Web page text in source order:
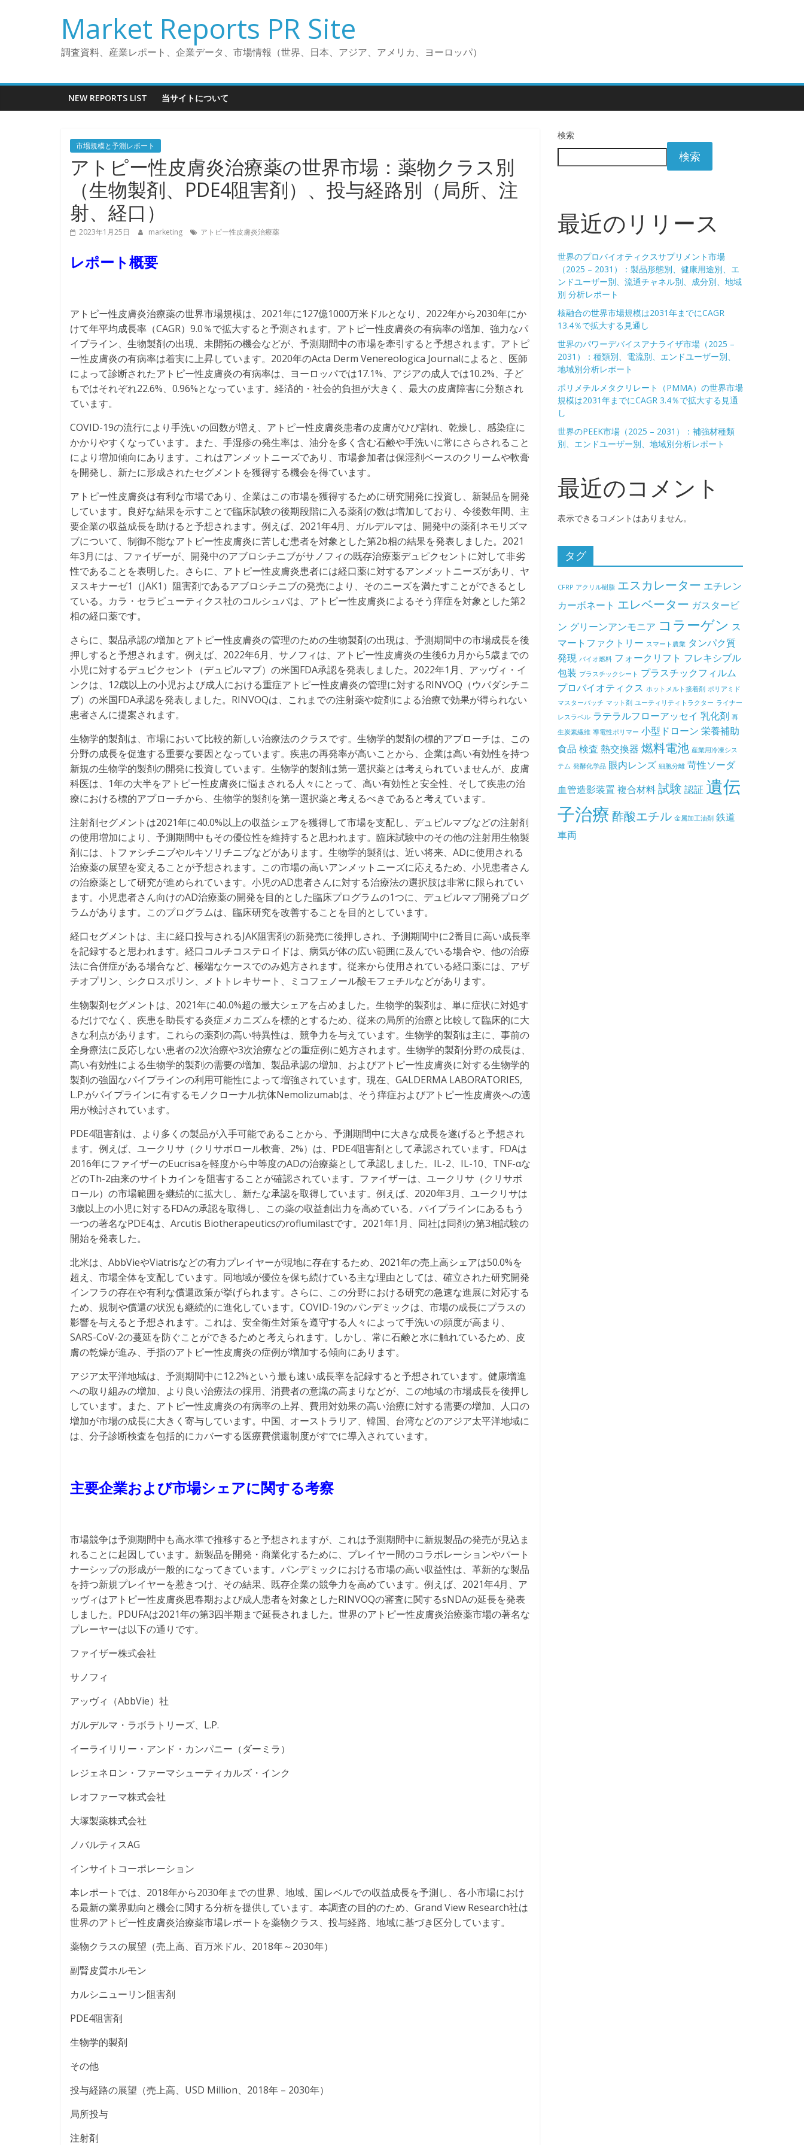
へ
キ
Market Reports PR Site
調査資料、産業レポート、企業データ、市場情報（世界、日本、アジア、アメリカ、ヨーロッパ）
NEW REPORTS LIST 当サイトについて
市場規模と予測レポート
アトピー性皮膚炎治療薬の世界市場：薬物クラス別
（生物製剤、PDE4阻害剤）、投与経路別（局所、注
射、経口）
2023年1月25日 marketing アトピー性皮膚炎治療薬
レポート概要
アトピー性皮膚炎治療薬の世界市場規模は、2021年に127億1000万米ドルとなり、2022年から2030年にか
けて年平均成長率（CAGR）9.0％で拡大すると予測されます。アトピー性皮膚炎の有病率の増加、強力なパ
イプライン、生物製剤の出現、未開拓の機会などが、予測期間中の市場を牽引すると予想されます。アトピ
ー性皮膚炎の有病率は着実に上昇しています。2020年のActa Derm Venereologica Journalによると、医師
によって診断されたアトピー性皮膚炎の有病率は、ヨーロッパでは17.1%、アジアの成人では10.2%、子ど
もではそれぞれ22.6%、0.96%となっています。経済的・社会的負担が大きく、最大の皮膚障害に分類され
ています。
COVID-19の流行により手洗いの回数が増え、アトピー性皮膚炎患者の皮膚がひび割れ、乾燥し、感染症に
かかりやすくなっています。また、手湿疹の発生率は、油分を多く含む石鹸や手洗いに常にさらされること
により増加傾向にあります。これはアンメットニーズであり、市場参加者は保湿剤ベースのクリームや軟膏
を開発し、新たに形成されたセグメントを獲得する機会を得ています。
アトピー性皮膚炎は有利な市場であり、企業はこの市場を獲得するために研究開発に投資し、新製品を開発
しています。良好な結果を示すことで臨床試験の後期段階に入る薬剤の数は増加しており、今後数年間、主
要企業の収益成長を助けると予想されます。例えば、2021年4月、ガルデルマは、開発中の薬剤ネモリズマ
ブについて、制御不能なアトピー性皮膚炎に苦しむ患者を対象とした第2b相の結果を発表しました。2021
年3月には、ファイザーが、開発中のアブロシチニブがサノフィの既存治療薬デュピクセントに対して非劣
性であることを表明した。さらに、アトピー性皮膚炎患者には経口薬に対するアンメットニーズがあり、ヤ
ヌスキナーゼ1（JAK1）阻害剤であるアブロシチニブの発売により、そのニーズを満たすことができるとし
ている。カラ・セラピューティクス社のコルシュバは、アトピー性皮膚炎によるそう痒症を対象とした第2
相の経口薬です。
さらに、製品承認の増加とアトピー性皮膚炎の管理のための生物製剤の出現は、予測期間中の市場成長を後
押しすると予想されます。例えば、2022年6月、サノフィは、アトピー性皮膚炎の生後6カ月から5歳までの
小児に対するデュピクセント（デュピルマブ）の米国FDA承認を発表しました。2022年1月、アッヴィ・イ
ンクは、12歳以上の小児および成人における重症アトピー性皮膚炎の管理に対するRINVOQ（ウパダシチニ
ブ）の米国FDA承認を発表しました。RINVOQは、これまでの注射薬や錠剤による治療で効果が得られない
患者さんに提案されます。
生物学的製剤は、市場において比較的新しい治療法のクラスです。生物学的製剤の標的アプローチは、この
分野の成長を促進する重要な要因となっています。疾患の再発率が高いことから、企業は高い有効性を持つ
新規の生物学的製剤の開発に投資しています。生物学的製剤は第一選択薬とは考えられていませんが、皮膚
科医は、1年の大半をアトピー性皮膚炎に悩まされる人々にとって、高い有効性と安全性、そして疾患の治
療における標的アプローチから、生物学的製剤を第一選択薬と考えるべきであると考えています。
注射剤セグメントは2021年に40.0%以上の収益シェアを獲得して市場を支配し、デュピルマブなどの注射剤
の使用増加により、予測期間中もその優位性を維持すると思われます。臨床試験中のその他の注射用生物製
剤には、トファシチニブやルキソリチニブなどがあります。生物学的製剤は、近い将来、ADに使用される
治療薬の展望を変えることが予想されます。この市場の高いアンメットニーズに応えるため、小児患者さん
の治療薬として研究が進められています。小児のAD患者さんに対する治療法の選択肢は非常に限られてい
ます。小児患者さん向けのAD治療薬の開発を目的とした臨床プログラムの1つに、デュピルマブ開発プログ
ラムがあります。このプログラムは、臨床研究を改善することを目的としています。
経口セグメントは、主に経口投与されるJAK阻害剤の新発売に後押しされ、予測期間中に2番目に高い成長率
を記録すると思われます。経口コルチコステロイドは、病気が体の広い範囲に及んでいる場合や、他の治療
法に合併症がある場合など、極端なケースでのみ処方されます。従来から使用されている経口薬には、アザ
チオプリン、シクロスポリン、メトトレキサート、ミコフェノール酸モフェチルなどがあります。
生物製剤セグメントは、2021年に40.0%超の最大シェアを占めました。生物学的製剤は、単に症状に対処す
るだけでなく、疾患を助長する炎症メカニズムを標的とするため、従来の局所的治療と比較して臨床的に大
きな利点があります。これらの薬剤の高い特異性は、競争力を与えています。生物学的製剤は主に、事前の
全身療法に反応しない患者の2次治療や3次治療などの重症例に処方されます。生物学的製剤分野の成長は、
高い有効性による生物学的製剤の需要の増加、製品承認の増加、およびアトピー性皮膚炎に対する生物学的
製剤の強固なパイプラインの利用可能性によって増強されています。現在、GALDERMA LABORATORIES,
L.P.がパイプラインに有するモノクローナル抗体Nemolizumabは、そう痒症およびアトピー性皮膚炎への適
用が検討されています。
PDE4阻害剤は、より多くの製品が入手可能であることから、予測期間中に大きな成長を遂げると予想され
ます。例えば、ユークリサ（クリサボロール軟膏、2%）は、PDE4阻害剤として承認されています。FDAは
2016年にファイザーのEucrisaを軽度から中等度のADの治療薬として承認しました。IL-2、IL-10、TNF-αな
どのTh-2由来のサイトカインを阻害することが確認されています。ファイザーは、ユークリサ（クリサボ
ロール）の市場範囲を継続的に拡大し、新たな承認を取得しています。例えば、2020年3月、ユークリサは
3歳以上の小児に対するFDAの承認を取得し、この薬の収益創出力を高めている。パイプラインにあるもう
一つの著名なPDE4は、Arcutis Biotherapeuticsのroflumilastです。2021年1月、同社は同剤の第3相試験の
開始を発表した。
北米は、AbbVieやViatrisなどの有力プレイヤーが現地に存在するため、2021年の売上高シェアは50.0%を
超え、市場全体を支配しています。同地域が優位を保ち続けている主な理由としては、確立された研究開発
インフラの存在や有利な償還政策が挙げられます。さらに、この分野における研究の急速な進展に対応する
ため、規制や償還の状況も継続的に進化しています。COVID-19のパンデミックは、市場の成長にプラスの
影響を与えると予想されます。これは、安全衛生対策を遵守する人々によって手洗いの頻度が高まり、
SARS-CoV-2の蔓延を防ぐことができるためと考えられます。しかし、常に石鹸と水に触れているため、皮
膚の乾燥が進み、手指のアトピー性皮膚炎の症例が増加する傾向にあります。
アジア太平洋地域は、予測期間中に12.2%という最も速い成長率を記録すると予想されています。健康増進
への取り組みの増加、より良い治療法の採用、消費者の意識の高まりなどが、この地域の市場成長を後押し
しています。また、アトピー性皮膚炎の有病率の上昇、費用対効果の高い治療に対する需要の増加、人口の
増加が市場の成長に大きく寄与しています。中国、オーストラリア、韓国、台湾などのアジア太平洋地域に
は、分子診断検査を包括的にカバーする医療費償還制度がすでに導入されています。
主要企業および市場シェアに関する考察
市場競争は予測期間中も高水準で推移すると予想されますが、これは予測期間中に新規製品の発売が見込ま
れることに起因しています。新製品を開発・商業化するために、プレイヤー間のコラボレーションやパート
ナーシップの形成が一般的になってきています。パンデミックにおける市場の高い収益性は、革新的な製品
を持つ新規プレイヤーを惹きつけ、その結果、既存企業の競争力を高めています。例えば、2021年4月、ア
ッヴィはアトピー性皮膚炎思春期および成人患者を対象としたRINVOQの審査に関するsNDAの延長を発表
しました。PDUFAは2021年の第3四半期まで延長されました。世界のアトピー性皮膚炎治療薬市場の著名な
プレーヤーは以下の通りです。
ファイザー株式会社
サノフィ
アッヴィ（AbbVie）社
ガルデルマ・ラボラトリーズ、L.P.
イーライリリー・アンド・カンパニー（ダーミラ）
レジェネロン・ファーマシューティカルズ・インク
レオファーマ株式会社
大塚製薬株式会社
ノバルティスAG
インサイトコーポレーション
本レポートでは、2018年から2030年までの世界、地域、国レベルでの収益成長を予測し、各小市場におけ
る最新の業界動向と機会に関する分析を提供しています。本調査の目的のため、Grand View Research社は
世界のアトピー性皮膚炎治療薬市場レポートを薬物クラス、投与経路、地域に基づき区分しています。
薬物クラスの展望（売上高、百万米ドル、2018年～2030年）
副腎皮質ホルモン
カルシニューリン阻害剤
PDE4阻害剤
生物学的製剤
その他
投与経路の展望（売上高、USD Million、2018年 – 2030年）
局所投与
注射剤
検索
検索
最近のリリース
世界のプロバイオティクスサプリメント市場
（2025 – 2031）：製品形態別、健康用途別、エ
ンドユーザー別、流通チャネル別、成分別、地域
別 分析レポート
核融合の世界市場規模は2031年までにCAGR
13.4％で拡大する見通し
世界のパワーデバイスアナライザ市場（2025 –
2031）：種類別、電流別、エンドユーザー別、
地域別分析レポート
ポリメチルメタクリレート（PMMA）の世界市場
規模は2031年までにCAGR 3.4％で拡大する見通
し
世界のPEEK市場（2025 – 2031）：補強材種類
別、エンドユーザー別、地域別分析レポート
最近のコメント
表示できるコメントはありません。
タグ
CFRP アクリル樹脂 エスカレーター エチレン
カーボネート エレベーター ガスタービ
ン グリーンアンモニア コラーゲン ス
マートファクトリー スマート農業 タンパク質
発現 バイオ燃料 フォークリフト フレキシブル
包装 プラスチックシート プラスチックフィルム
プロバイオティクス ホットメルト接着剤 ポリアミド
マスターバッチ マット剤 ユーティリティトラクター ライナー
レスラベル ラテラルフローアッセイ 乳化剤 再
生炭素繊維 導電性ポリマー 小型ドローン 栄養補助
食品 検査 熱交換器 燃料電池 産業用冷凍シス
テム 発酵化学品 眼内レンズ 細胞分離 苛性ソーダ
血管造影装置 複合材料試験 認証 遺伝
子治療 酢酸エチル 金属加工油剤 鉄道
車両